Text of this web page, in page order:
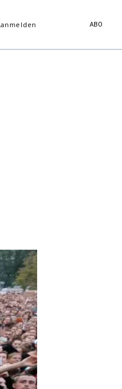
anmelden ABO